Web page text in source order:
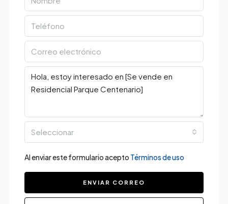
Seleccionar
Al enviar este formulario acepto Términos de uso
ENVIAR CORREO